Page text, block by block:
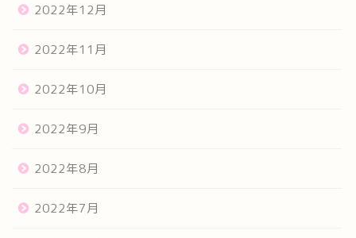
2022年12月
2022年11月
2022年10月
2022年9月
2022年8月
2022年7月